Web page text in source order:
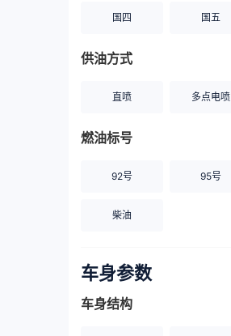
国四 国五
供油方式
直喷 多点电喷
燃油标号
92号 95号
柴油
车身参数
车身结构